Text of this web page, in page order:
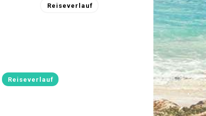
Reiseverlauf
Reiseverlauf